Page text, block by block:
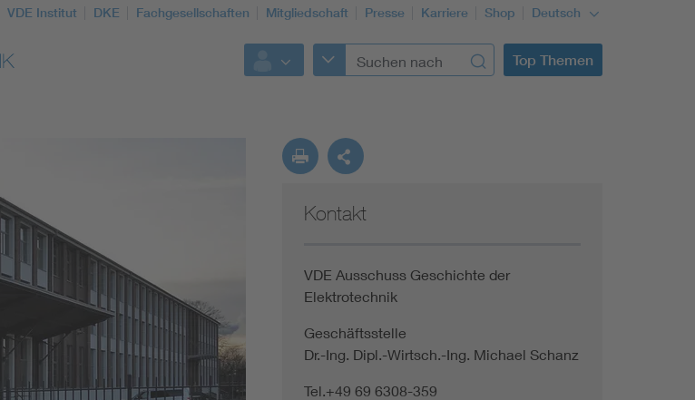
VDE Institut DKE Fachgesellschaften Mitgliedschaft Presse Karriere Shop Deutsch
Top Themen
Kontakt
VDE Ausschuss Geschichte der
Elektrotechnik
Geschäftsstelle
Dr.-Ing. Dipl.-Wirtsch.-Ing. Michael Schanz
Tel.+49 69 6308-359